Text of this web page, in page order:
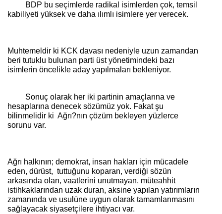
BDP bu seçimlerde radikal isimlerden çok, temsil
kabiliyeti yüksek ve daha ılımlı isimlere yer verecek.
Muhtemeldir ki KCK davası nedeniyle uzun zamandan
beri tutuklu bulunan parti üst yönetimindeki bazı
isimlerin öncelikle aday yapılmaları bekleniyor.
Sonuç olarak her iki partinin amaçlarına ve
hesaplarına denecek sözümüz yok. Fakat şu
bilinmelidir ki Ağrı?nın çözüm bekleyen yüzlerce
sorunu var.
Ağrı halkının; demokrat, insan hakları için mücadele
eden, dürüst, tuttuğunu koparan, verdiği sözün
arkasında olan, vaatlerini unutmayan, müteahhit
istihkaklarından uzak duran, aksine yapılan yatırımların
zamanında ve usulüne uygun olarak tamamlanmasını
sağlayacak siyasetçilere ihtiyacı var.